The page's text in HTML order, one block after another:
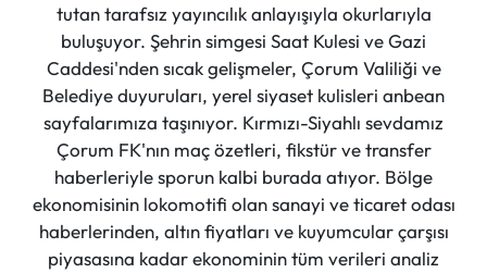
tutan tarafsız yayıncılık anlayışıyla okurlarıyla
buluşuyor. Şehrin simgesi Saat Kulesi ve Gazi
Caddesi'nden sıcak gelişmeler, Çorum Valiliği ve
Belediye duyuruları, yerel siyaset kulisleri anbean
sayfalarımıza taşınıyor. Kırmızı-Siyahlı sevdamız
Çorum FK'nın maç özetleri, fikstür ve transfer
haberleriyle sporun kalbi burada atıyor. Bölge
ekonomisinin lokomotifi olan sanayi ve ticaret odası
haberlerinden, altın fiyatları ve kuyumcular çarşısı
piyasasına kadar ekonominin tüm verileri analiz